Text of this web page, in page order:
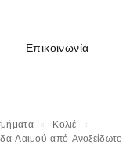
Επικοινωνία
Κολιέ
Λαιμού από Ανοξείδωτο